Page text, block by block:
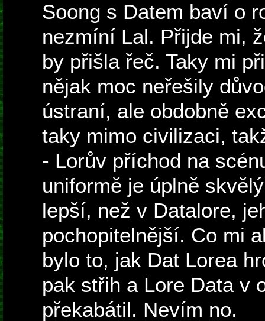
Soong s Datem baví o
nezmíní Lal. Přijde mi,
by přišla řeč. Taky mi
nějak moc neřešily
ústraní, ale obdobně
taky mimo civilizaci,
- Lorův příchod na
uniformě je úplně
lepší, než v Datalore,
pochopitelnější. Co mi
bylo to, jak Dat Lorea
pak střih a Lore Data v
překabátil. Nevím no.